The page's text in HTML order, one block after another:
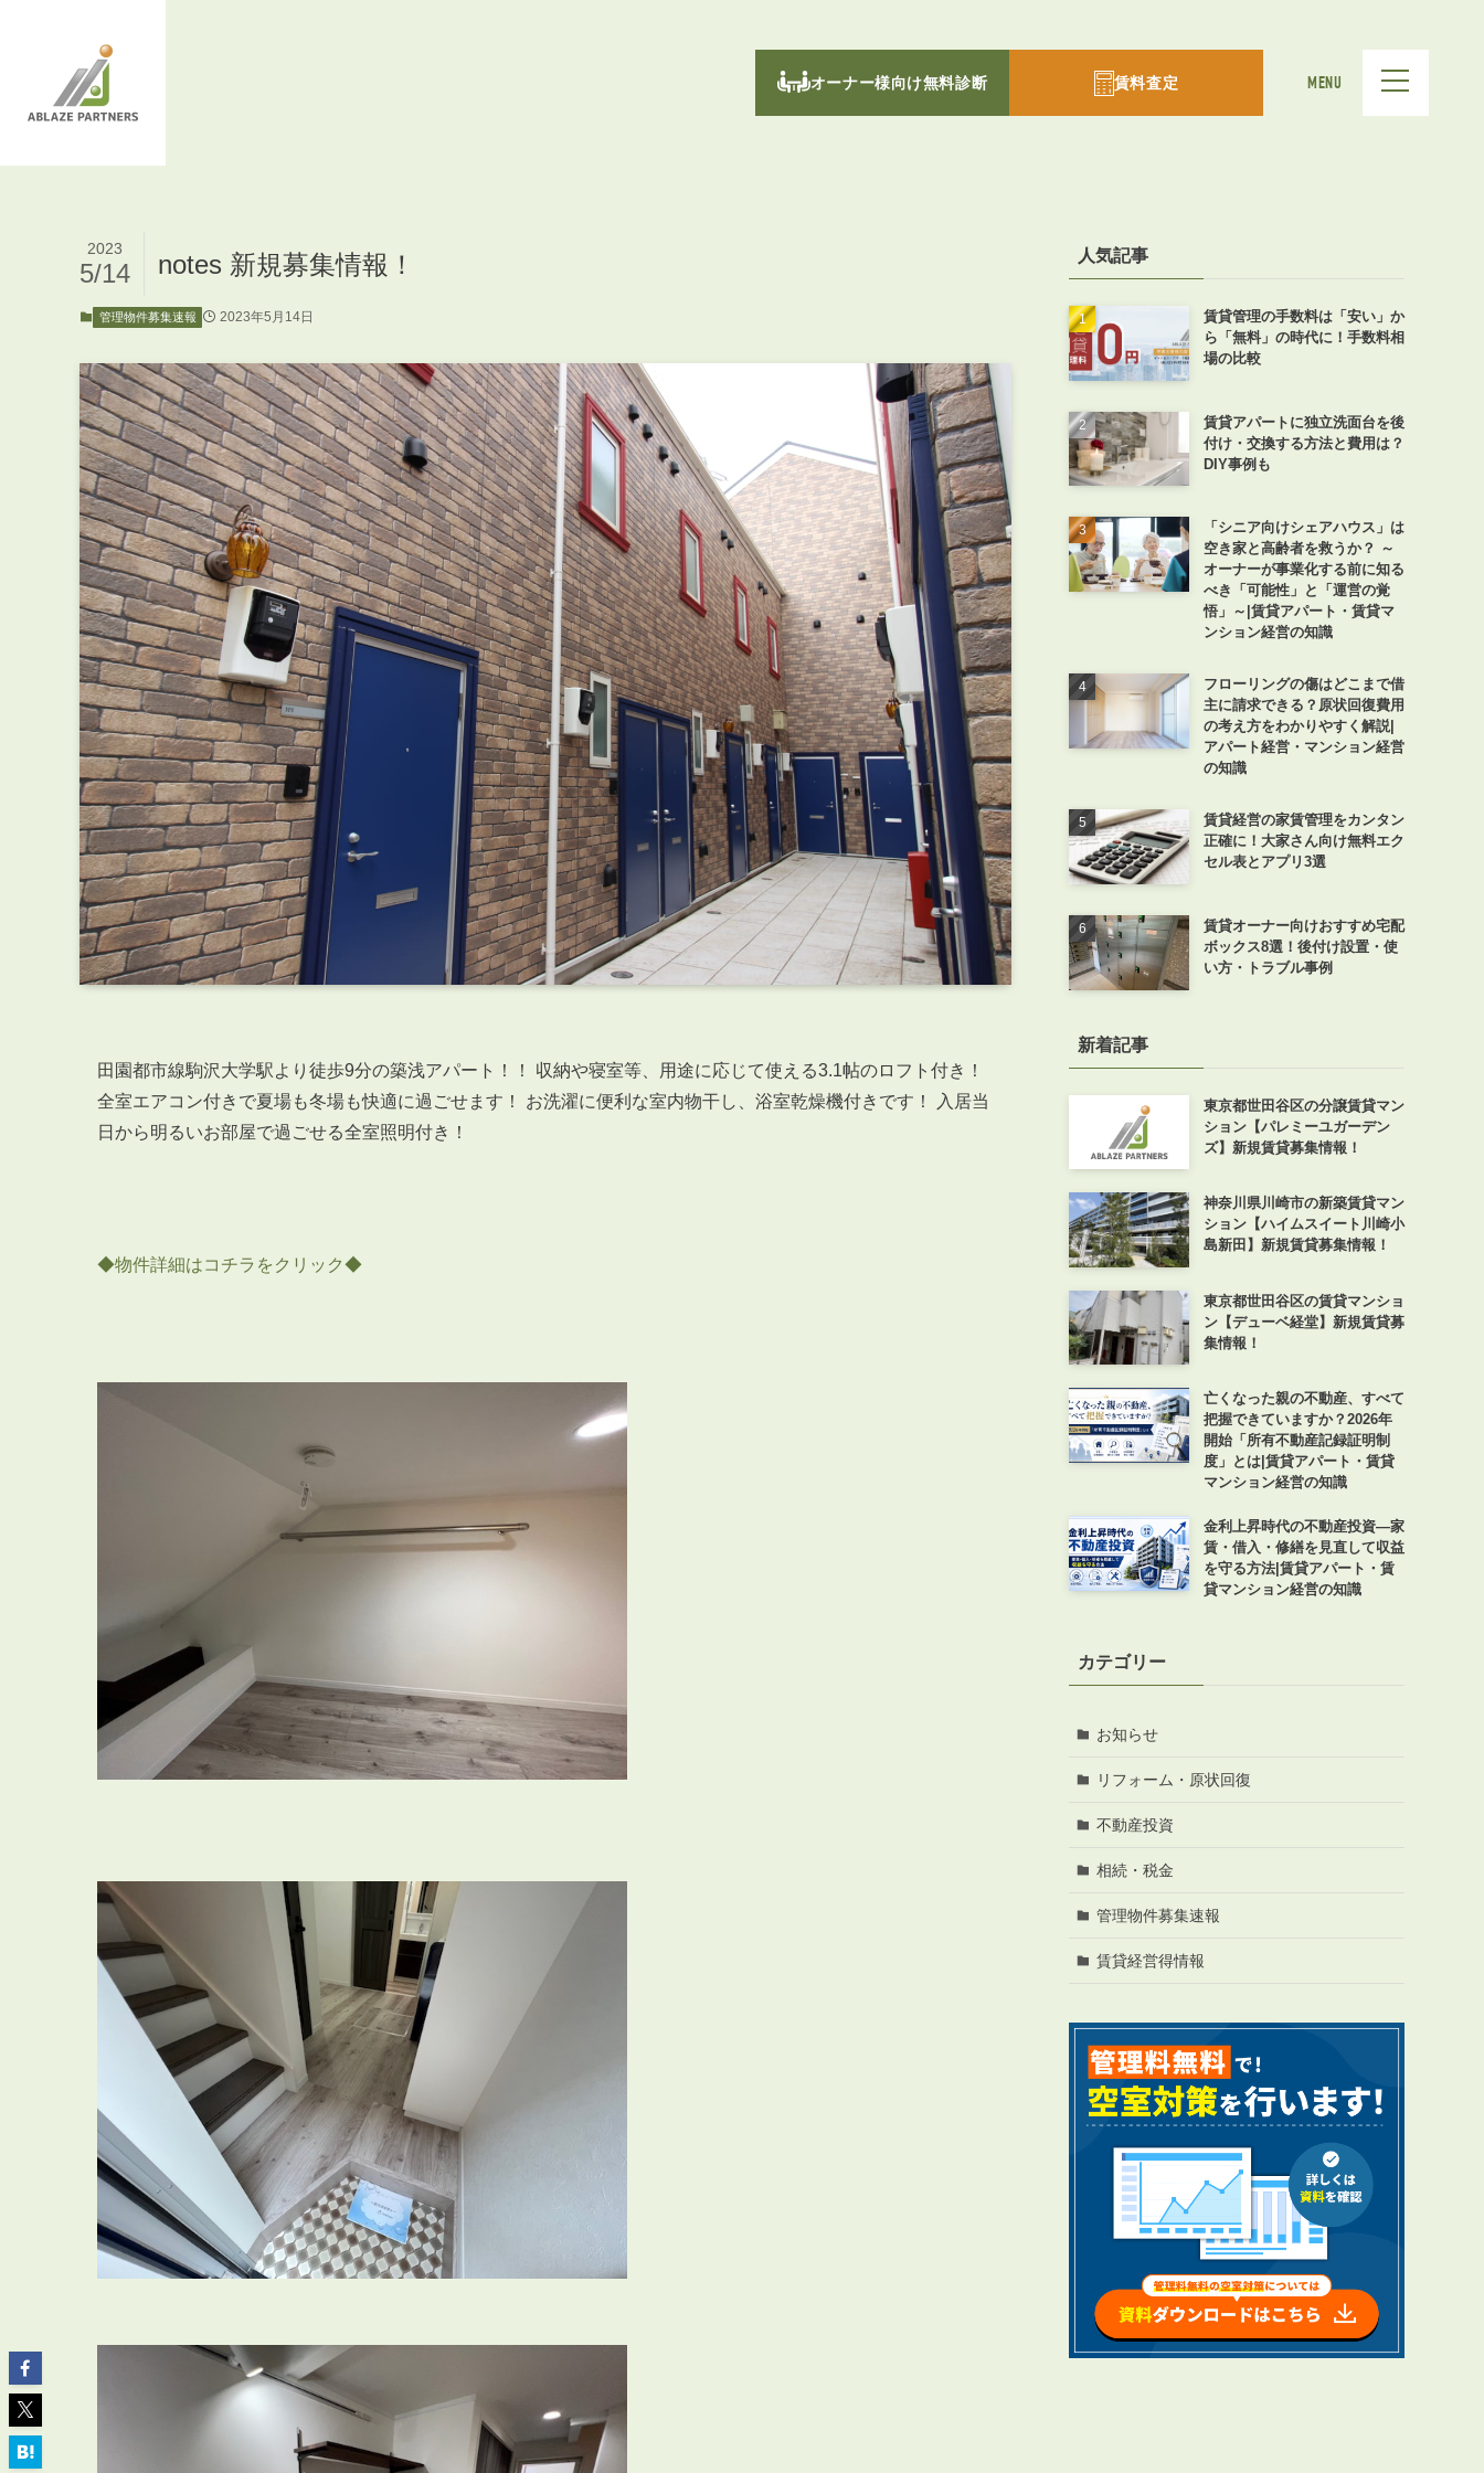
オーナー様向け無料診断 賃料査定 MENU
ABOUT 私たちについて
会社概要
企業理念
スタッフ紹介
物件プロモーション＆バリューアップリフォーム
RENTAL
管理料無料について
４つの強み
報酬と独自の保証内容
手続きの流れ
賃料査定について
管理オーナー様限定サービス BROKER
notes 新規募集情報！
2023
5/14
管理物件募集速報 2023年5月14日
田園都市線駒沢大学駅より徒歩9分の築浅アパート！！ 収納や寝室等、用途に応じて使える3.1帖のロフト付き！
全室エアコン付きで夏場も冬場も快適に過ごせます！ お洗濯に便利な室内物干し、浴室乾燥機付きです！ 入居当
日から明るいお部屋で過ごせる全室照明付き！
◆物件詳細はコチラをクリック◆
人気記事
賃貸管理の手数料は「安い」か
ら「無料」の時代に！手数料相
場の比較
賃貸アパートに独立洗面台を後
付け・交換する方法と費用は？
DIY事例も
「シニア向けシェアハウス」は
空き家と高齢者を救うか？ ～
オーナーが事業化する前に知る
べき「可能性」と「運営の覚
悟」～|賃貸アパート・賃貸マ
ンション経営の知識
フローリングの傷はどこまで借
主に請求できる？原状回復費用
の考え方をわかりやすく解説|
アパート経営・マンション経営
の知識
賃貸経営の家賃管理をカンタン
正確に！大家さん向け無料エク
セル表とアプリ3選
賃貸オーナー向けおすすめ宅配
ボックス8選！後付け設置・使
い方・トラブル事例
新着記事
東京都世田谷区の分譲賃貸マン
ション【パレミーユガーデン
ズ】新規賃貸募集情報！
神奈川県川崎市の新築賃貸マン
ション【ハイムスイート川崎小
島新田】新規賃貸募集情報！
東京都世田谷区の賃貸マンショ
ン【デューベ経堂】新規賃貸募
集情報！
亡くなった親の不動産、すべて
把握できていますか？2026年
開始「所有不動産記録証明制
度」とは|賃貸アパート・賃貸
マンション経営の知識
金利上昇時代の不動産投資―家
賃・借入・修繕を見直して収益
を守る方法|賃貸アパート・賃
貸マンション経営の知識
カテゴリー
お知らせ
リフォーム・原状回復
不動産投資
相続・税金
管理物件募集速報
賃貸経営得情報